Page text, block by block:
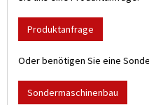
Produktanfrage
Oder benötigen Sie eine
Sondermaschinenbau